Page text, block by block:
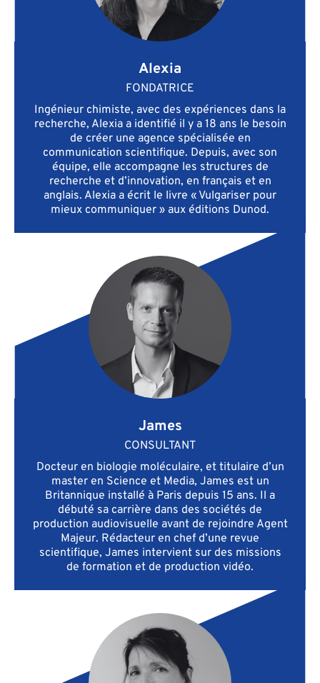
Alexia
FONDATRICE
Ingénieur chimiste, avec des expériences dans la
recherche, Alexia a identifié il y a 18 ans le besoin
de créer une agence spécialisée en
communication scientifique. Depuis, avec son
équipe, elle accompagne les structures de
recherche et d’innovation, en français et en
anglais. Alexia a écrit le livre « Vulgariser pour
mieux communiquer » aux éditions Dunod.
James
CONSULTANT
Docteur en biologie moléculaire, et titulaire d’un
master en Science et Media, James est un
Britannique installé à Paris depuis 15 ans. Il a
débuté sa carrière dans des sociétés de
production audiovisuelle avant de rejoindre Agent
Majeur. Rédacteur en chef d’une revue
scientifique, James intervient sur des missions
de formation et de production vidéo.